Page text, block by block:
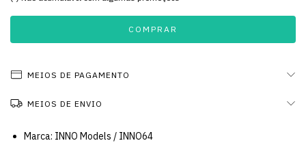
MEIOS DE PAGAMENTO
MEIOS DE ENVIO
Marca: INNO Models / INNO64